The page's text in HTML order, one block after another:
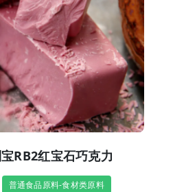
RB2红宝石巧克力
普通食品原料-食材类原料